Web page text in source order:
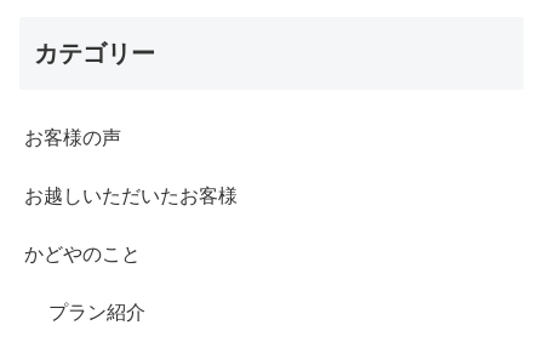
カテゴリー
お客様の声
お越しいただいたお客様
かどやのこと
プラン紹介